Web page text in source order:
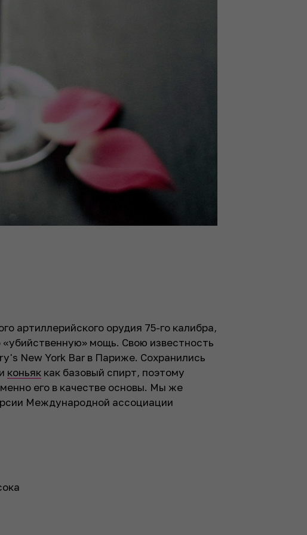
артиллерийского орудия 75-го калибра,
мощь. Свою известность
New York Bar в Париже. Сохранились
коньяк как базовый спирт, поэтому
его в качестве основы. Мы же
Международной ассоциации